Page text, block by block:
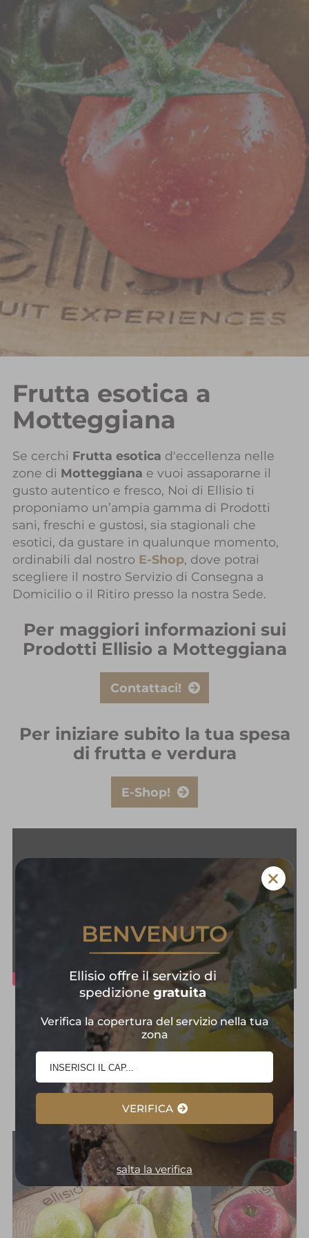
Frutta esotica a
Motteggiana
Se cerchi Frutta esotica d'eccellenza nelle
zone di Motteggiana e vuoi assaporarne il
gusto autentico e fresco, Noi di Ellisio ti
proponiamo un’ampia gamma di Prodotti
sani, freschi e gustosi, sia stagionali che
esotici, da gustare in qualunque momento,
ordinabili dal nostro E-Shop, dove potrai
scegliere il nostro Servizio di Consegna a
Domicilio o il Ritiro presso la nostra Sede.
Per maggiori informazioni sui
Prodotti Ellisio a Motteggiana
Contattaci!
Per iniziare subito la tua spesa
di frutta e verdura
E-Shop!
Frutta e Verdura in
Primo Piano:
Selezione
d'Eccellenza
BENVENUTO
Ellisio offre il servizio di
spedizione gratuita
Verifica la copertura del servizio nella tua
zona
VERIFICA
salta la verifica